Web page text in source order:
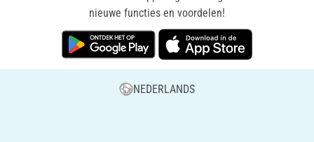
nieuwe functies en voordelen!
NEDERLANDS